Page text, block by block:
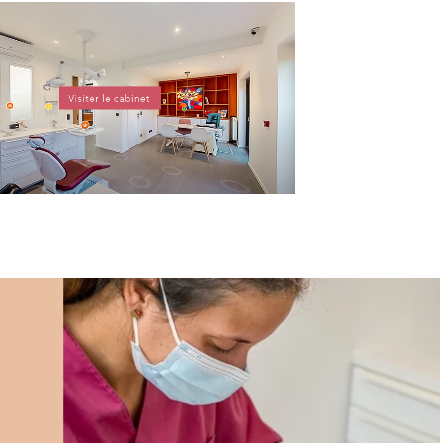
Visiter le cabinet